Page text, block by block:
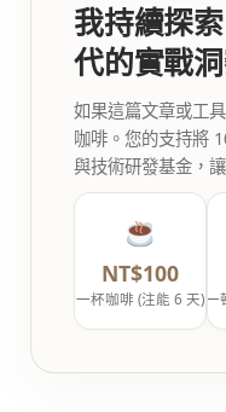
我持續探
代的實戰
如果這篇文章或工
咖啡。您的支持將
與技術研發基金，
NT$100
一杯咖啡 (注能 6 天) 一